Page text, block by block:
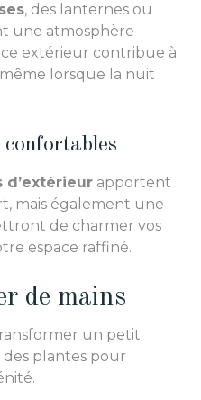
, des lanternes ou
une atmosphère
extérieur contribue à
lorsque la nuit
d’extérieur apportent
mais également une
de charmer vos
espace raffiné.
de mains
un petit
des plantes pour